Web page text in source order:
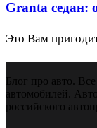
Granta седан:
Это Вам
Блог про авто.
автомобилей.
российского